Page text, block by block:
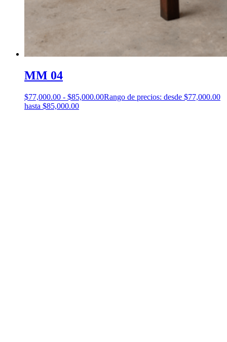
MM 04
$77,000.00 - $85,000.00Rango de precios: desde $77,000.00
hasta $85,000.00